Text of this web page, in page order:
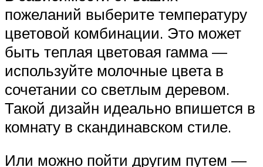
пожеланий выберите температуру
цветовой комбинации. Это может
быть теплая цветовая гамма —
используйте молочные цвета в
сочетании со светлым деревом.
Такой дизайн идеально впишется в
комнату в скандинавском стиле.
Или можно пойти другим путем —